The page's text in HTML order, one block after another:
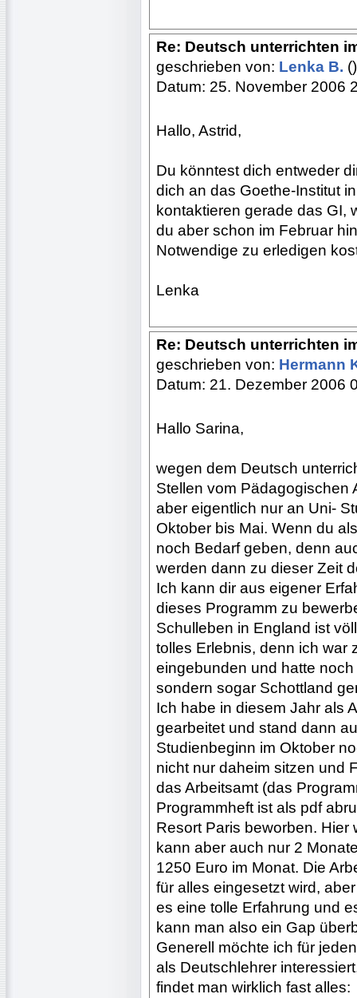
Re: Deutsch unterrichten
geschrieben von: Lenka B. ()
Datum: 25. November 2006
Hallo, Astrid,
Du könntest dich entweder
dich an das Goethe-Institut
kontaktieren gerade das GI,
du aber schon im Februar
Notwendige zu erledigen
Lenka
Re: Deutsch unterrichten
geschrieben von: Hermann
Datum: 21. Dezember 2006
Hallo Sarina,
wegen dem Deutsch
Stellen vom Pädagogischen
aber eigentlich nur an Uni-
Oktober bis Mai. Wenn du
noch Bedarf geben, denn
werden dann zu dieser Zeit
Ich kann dir aus eigener
dieses Programm zu
Schulleben in England ist
tolles Erlebnis, denn ich war
eingebunden und hatte
sondern sogar Schottland
Ich habe in diesem Jahr als
gearbeitet und stand dann
Studienbeginn im Oktober
nicht nur daheim sitzen und
das Arbeitsamt (das
Programmheft ist als pdf
Resort Paris beworben.
kann aber auch nur 2
1250 Euro im Monat. Die
für alles eingesetzt wird,
es eine tolle Erfahrung und
kann man also ein Gap
Generell möchte ich für
als Deutschlehrer
findet man wirklich fast alles: